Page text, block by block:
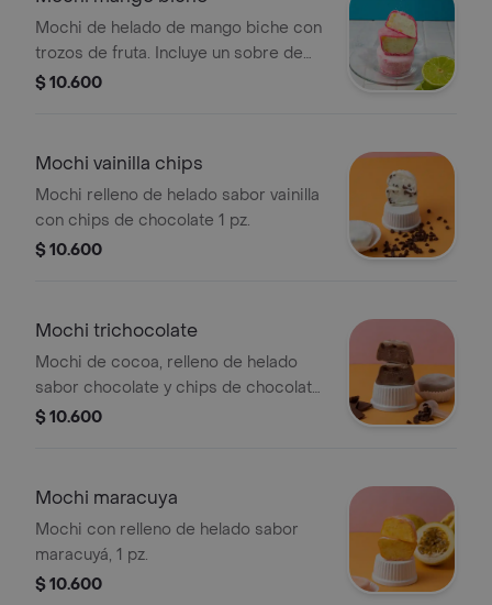
Mochi de helado de mango biche con
trozos de fruta. Incluye un sobre de
sal.
$ 10.600
Mochi vainilla chips
Mochi relleno de helado sabor vainilla
con chips de chocolate 1 pz.
$ 10.600
Mochi trichocolate
Mochi de cocoa, relleno de helado
sabor chocolate y chips de chocolate
, 1 pz,.
$ 10.600
Mochi maracuya
Mochi con relleno de helado sabor
maracuyá, 1 pz.
$ 10.600